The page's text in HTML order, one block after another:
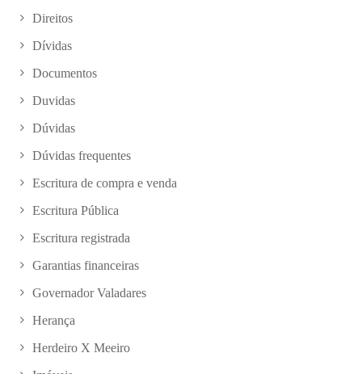
Direitos
Dívidas
Documentos
Duvidas
Dúvidas
Dúvidas frequentes
Escritura de compra e venda
Escritura Pública
Escritura registrada
Garantias financeiras
Governador Valadares
Herança
Herdeiro X Meeiro